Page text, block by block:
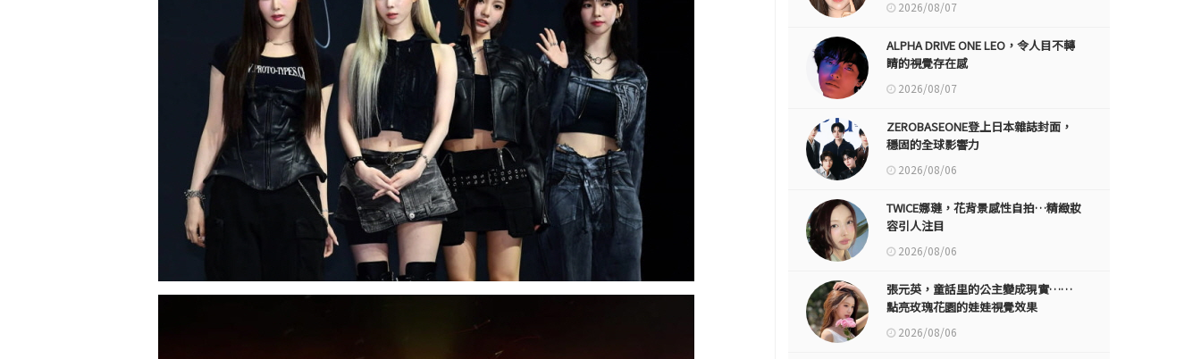
2026/08/07
ALPHA DRIVE ONE LEO，令人目不轉
睛的視覺存在感
2026/08/07
ZEROBASEONE登上日本雜誌封面，
穩固的全球影響力
2026/08/06
TWICE娜璉，花背景感性自拍…精緻妝
容引人注目
2026/08/06
張元英，童話里的公主變成現實……
點亮玫瑰花園的娃娃視覺效果
2026/08/06